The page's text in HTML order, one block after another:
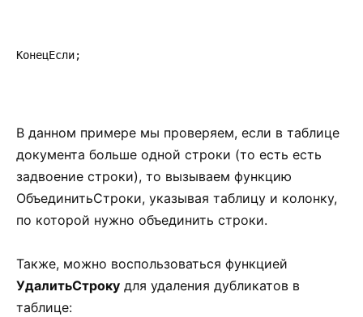
КонецЕсли;
В данном примере мы проверяем, если в таблице
документа больше одной строки (то есть есть
задвоение строки), то вызываем функцию
ОбъединитьСтроки, указывая таблицу и колонку,
по которой нужно объединить строки.
Также, можно воспользоваться функцией
УдалитьСтроку для удаления дубликатов в
таблице: